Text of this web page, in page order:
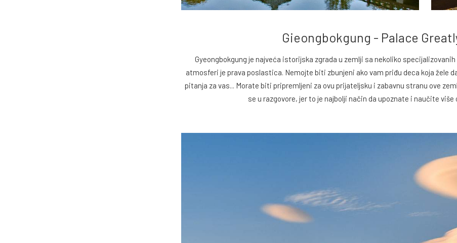
Gieongbokgung - Palace
Gyeongbokgung je najveća istorijska zgrada u zemlji sa nekoliko
atmosferi je prava poslastica. Nemojte biti zbunjeni ako vam priđu deca koja žele
pitanja za vas... Morate biti pripremljeni za ovu prijateljsku i zabavnu stranu ove
se u razgovore, jer to je najbolji način da upoznate i naučite